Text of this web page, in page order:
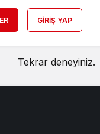
GIRIŞ YAP
Tekrar deneyiniz.